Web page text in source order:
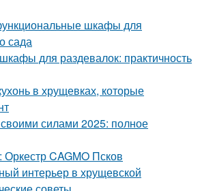
шкафы для
сада
для раздевалок: практичность
в хрущевках, которые
силами 2025: полное
Оркестр CAGMO Псков
интерьер в хрущевской